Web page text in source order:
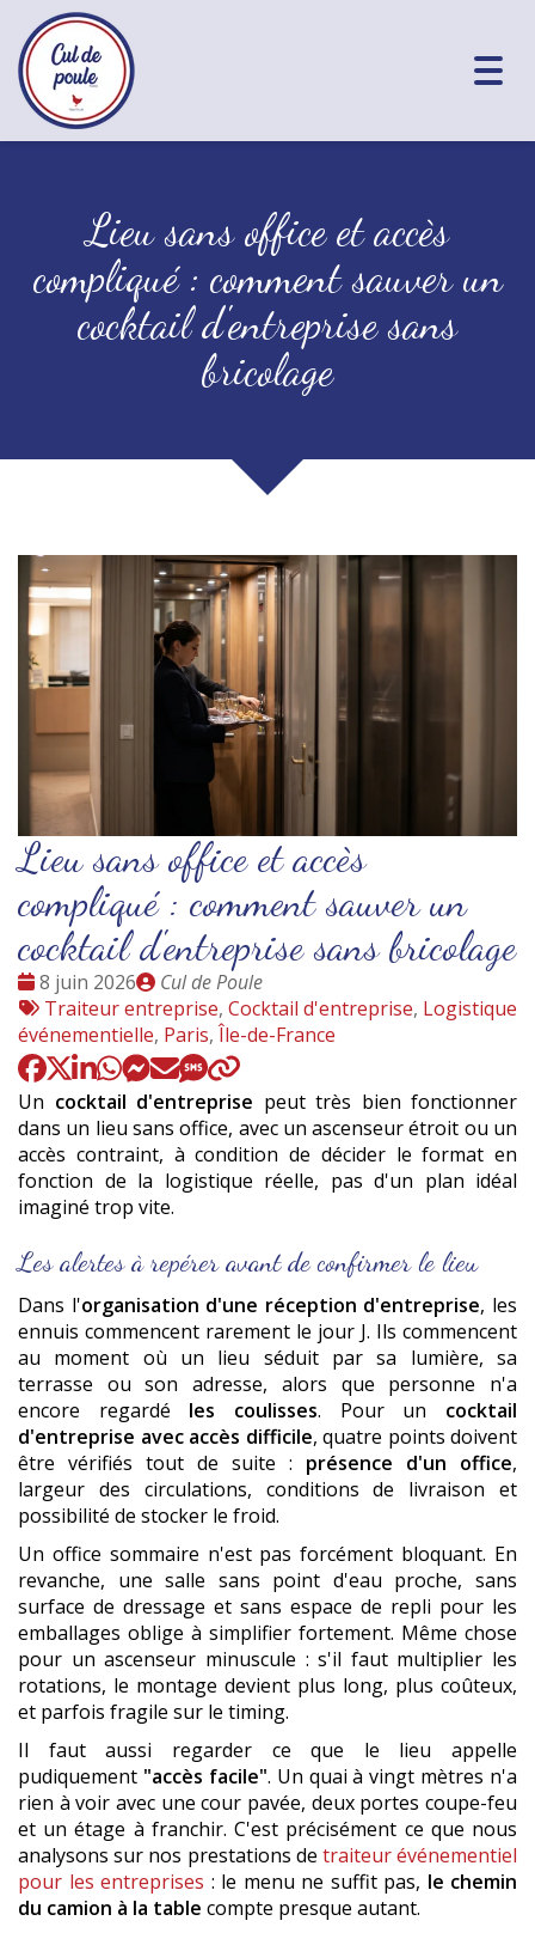
Lieu sans office et accès
compliqué : comment sauver un
cocktail d'entreprise sans
bricolage
Lieu sans office et accès
compliqué : comment sauver un
cocktail d'entreprise sans bricolage
Date
:
8 juin 2026
Publié
par
Cul de Poule
Tags
:
Traiteur entreprise, Cocktail d'entreprise, Logistique
événementielle, Paris, Île-de-France
Un cocktail d'entreprise peut très bien fonctionner
dans un lieu sans office, avec un ascenseur étroit ou un
accès contraint, à condition de décider le format en
fonction de la logistique réelle, pas d'un plan idéal
imaginé trop vite.
Les alertes à repérer avant de confirmer le lieu
Dans l'organisation d'une réception d'entreprise, les
ennuis commencent rarement le jour J. Ils commencent
au moment où un lieu séduit par sa lumière, sa
terrasse ou son adresse, alors que personne n'a
encore regardé les coulisses. Pour un cocktail
d'entreprise avec accès difficile, quatre points doivent
être vérifiés tout de suite : présence d'un office,
largeur des circulations, conditions de livraison et
possibilité de stocker le froid.
Un office sommaire n'est pas forcément bloquant. En
revanche, une salle sans point d'eau proche, sans
surface de dressage et sans espace de repli pour les
emballages oblige à simplifier fortement. Même chose
pour un ascenseur minuscule : s'il faut multiplier les
rotations, le montage devient plus long, plus coûteux,
et parfois fragile sur le timing.
Il faut aussi regarder ce que le lieu appelle
pudiquement "accès facile". Un quai à vingt mètres n'a
rien à voir avec une cour pavée, deux portes coupe-feu
et un étage à franchir. C'est précisément ce que nous
analysons sur nos prestations de traiteur événementiel
pour les entreprises : le menu ne suffit pas, le chemin
du camion à la table compte presque autant.